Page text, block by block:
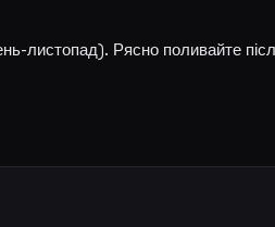
Рясно поливайте